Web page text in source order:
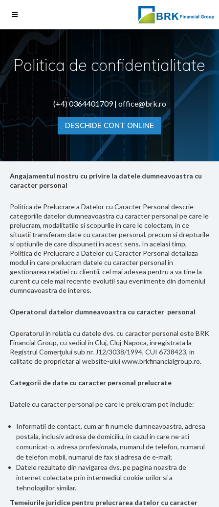
Politica de confidentialitate
(+4) 0364401709 | office@brk.ro
DESCHIDE CONT ONLINE
Angajamentul nostru cu privire la datele dumneavoastra cu
caracter personal
Politica de Prelucrare a Datelor cu Caracter Personal descrie
categoriile datelor dumneavoastra cu caracter personal pe care le
prelucram, modalitatile si scopurile in care le colectam, in ce
situatii transferam date cu caracter personal, precum si drepturile
si optiunile de care dispuneti in acest sens. In acelasi timp,
Politica de Prelucrare a Datelor cu Caracter Personal detaliaza
modul in care prelucram datele cu caracter personal in
gestionarea relatiei cu clientii, cel mai adesea pentru a va tine la
curent cu cele mai recente evolutii sau evenimente din domeniul
dumneavoastra de interes.
Operatorul datelor dumneavoastra cu caracter personal
Operatorul in relatia cu datele dvs. cu caracter personal este BRK
Financial Group, cu sediul in Cluj, Cluj-Napoca, inregistrata la
Registrul Comerţului sub nr. J12/3038/1994, CUI 6738423, in
calitate de proprietar al website-ului www.brkfinancialgroup.ro.
Categorii de date cu caracter personal prelucrate
Datele cu caracter personal pe care le prelucram pot include:
Informatii de contact, cum ar fi numele dumneavoastra, adresa
postala, inclusiv adresa de domiciliu, in cazul in care ne-ati
comunicat-o, adresa profesionala, numarul de telefon, numarul
de telefon mobil, numarul de fax si adresa de e-mail;
Datele rezultate din navigarea dvs. pe pagina noastra de
internet colectate prin intermediul cookie-urilor si a
tehnologiilor similar.
Temeiurile juridice pentru prelucrarea datelor cu caracter